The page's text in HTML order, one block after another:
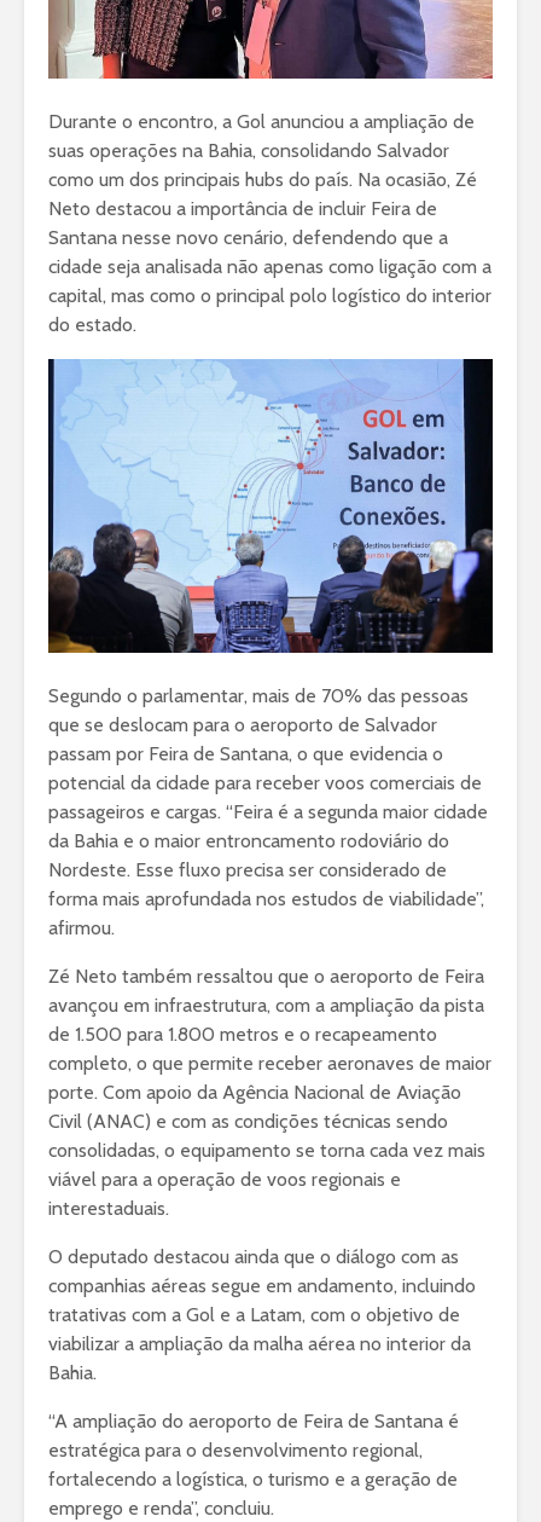
Durante o encontro, a Gol anunciou a ampliação de
suas operações na Bahia, consolidando Salvador
como um dos principais hubs do país. Na ocasião, Zé
Neto destacou a importância de incluir Feira de
Santana nesse novo cenário, defendendo que a
cidade seja analisada não apenas como ligação com a
capital, mas como o principal polo logístico do interior
do estado.
Segundo o parlamentar, mais de 70% das pessoas
que se deslocam para o aeroporto de Salvador
passam por Feira de Santana, o que evidencia o
potencial da cidade para receber voos comerciais de
passageiros e cargas. “Feira é a segunda maior cidade
da Bahia e o maior entroncamento rodoviário do
Nordeste. Esse fluxo precisa ser considerado de
forma mais aprofundada nos estudos de viabilidade”,
afirmou.
Zé Neto também ressaltou que o aeroporto de Feira
avançou em infraestrutura, com a ampliação da pista
de 1.500 para 1.800 metros e o recapeamento
completo, o que permite receber aeronaves de maior
porte. Com apoio da Agência Nacional de Aviação
Civil (ANAC) e com as condições técnicas sendo
consolidadas, o equipamento se torna cada vez mais
viável para a operação de voos regionais e
interestaduais.
O deputado destacou ainda que o diálogo com as
companhias aéreas segue em andamento, incluindo
tratativas com a Gol e a Latam, com o objetivo de
viabilizar a ampliação da malha aérea no interior da
Bahia.
“A ampliação do aeroporto de Feira de Santana é
estratégica para o desenvolvimento regional,
fortalecendo a logística, o turismo e a geração de
emprego e renda”, concluiu.